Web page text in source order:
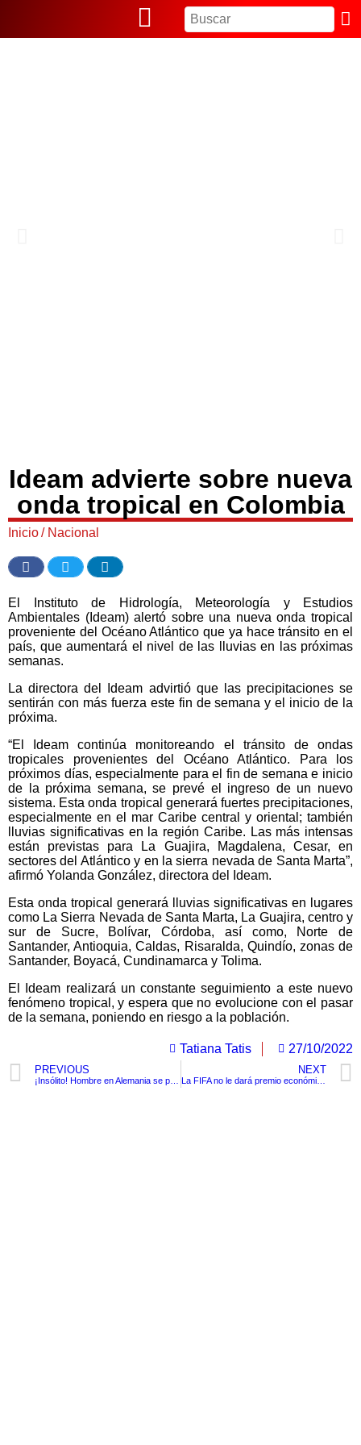
Ideam advierte sobre nueva
onda tropical en Colombia
Inicio/ Nacional
El Instituto de Hidrología, Meteorología y Estudios
Ambientales (Ideam) alertó sobre una nueva onda tropical
proveniente del Océano Atlántico que ya hace tránsito en el
país, que aumentará el nivel de las lluvias en las próximas
semanas.
La directora del Ideam advirtió que las precipitaciones se
sentirán con más fuerza este fin de semana y el inicio de la
próxima.
“El Ideam continúa monitoreando el tránsito de ondas
tropicales provenientes del Océano Atlántico. Para los
próximos días, especialmente para el fin de semana e inicio
de la próxima semana, se prevé el ingreso de un nuevo
sistema. Esta onda tropical generará fuertes precipitaciones,
especialmente en el mar Caribe central y oriental; también
lluvias significativas en la región Caribe. Las más intensas
están previstas para La Guajira, Magdalena, Cesar, en
sectores del Atlántico y en la sierra nevada de Santa Marta”,
afirmó Yolanda González, directora del Ideam.
Esta onda tropical generará lluvias significativas en lugares
como La Sierra Nevada de Santa Marta, La Guajira, centro y
sur de Sucre, Bolívar, Córdoba, así como, Norte de
Santander, Antioquia, Caldas, Risaralda, Quindío, zonas de
Santander, Boyacá, Cundinamarca y Tolima.
El Ideam realizará un constante seguimiento a este nuevo
fenómeno tropical, y espera que no evolucione con el pasar
de la semana, poniendo en riesgo a la población.
Tatiana Tatis 27/10/2022
PREVIOUS NEXT
La FIFA no le dará premio económico a los equipos finalistas de la Copa Mundial Femenina de Fútbol Sub – 17